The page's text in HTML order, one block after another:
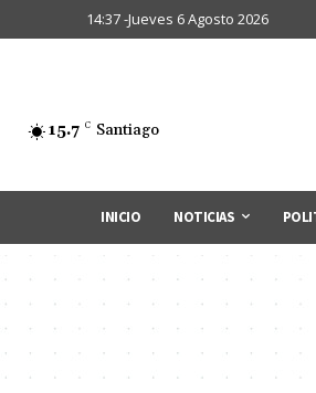
14:37 -Jueves 6 Agosto 2026
15.7 C Santiago
INICIO NOTICIAS